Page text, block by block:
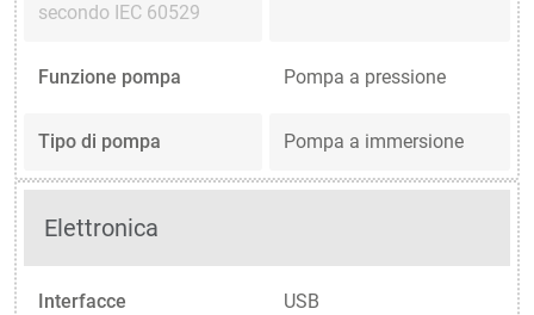
secondo IEC 60529
Funzione pompa Pompa a pressione
Tipo di pompa Pompa a immersione
Elettronica
Interfacce USB